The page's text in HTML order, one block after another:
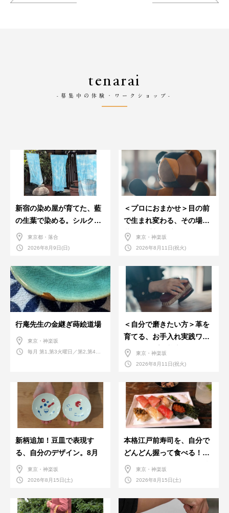
tenarai
-募集中の体験・ワークショップ-
新宿の染め屋が育てた、藍
の生葉で染める。シルクの
ストール
東京都・落合
2026年8月9日(日)
＜プロにおまかせ＞目の前
で生まれ変わる、その場で
革のお手入れ受付会。
東京・神楽坂
2026年8月11日(祝火)
行庵先生の金継ぎ蒔絵道場
東京・神楽坂
毎月 第1,第3火曜日／第2,第4火
＜自分で磨きたい方＞革を
育てる、お手入れ実践ワー
クショップ。基本編！
東京・神楽坂
2026年8月11日(祝火)
新柄追加！豆皿で表現す
る、自分のデザイン。8月
東京・神楽坂
2026年8月15日(土)
本格江戸前寿司を、自分で
どんどん握って食べる！職
人さんに教わる＜握りの練
習会＞８月
東京・神楽坂
2026年8月15日(土)